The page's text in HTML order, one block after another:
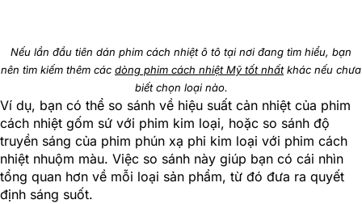
Nếu lần đầu tiên dán phim cách nhiệt ô tô tại nơi đang tìm hiểu, bạn
nên tìm kiếm thêm các dòng phim cách nhiệt Mỹ tốt nhấtkhác nếu chưa
biết chọn loại nào.
Ví dụ, bạn có thể so sánh về hiệu suất cản nhiệt của phim
cách nhiệt gốm sứ với phim kim loại, hoặc so sánh độ
truyền sáng của phim phún xạ phi kim loại với phim cách
nhiệt nhuộm màu. Việc so sánh này giúp bạn có cái nhìn
tổng quan hơn về mỗi loại sản phẩm, từ đó đưa ra quyết
định sáng suốt.